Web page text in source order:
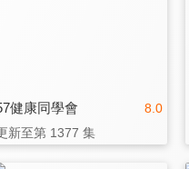
8.0
健康同學會
新至第 1377 集